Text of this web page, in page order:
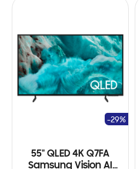
55" QLED 4K Q7FA
Samsung Vision AI
-29%